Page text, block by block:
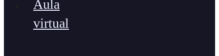
Aula
virtual